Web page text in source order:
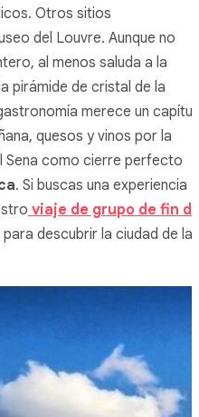
Otros sitios
del Louvre. Aunque no
al menos saluda a la
pirámide de cristal de la
merece un
quesos y vinos por la
Sena como cierre perfecto
. Si buscas una experiencia
viaje de grupo de fin
descubrir la ciudad de la